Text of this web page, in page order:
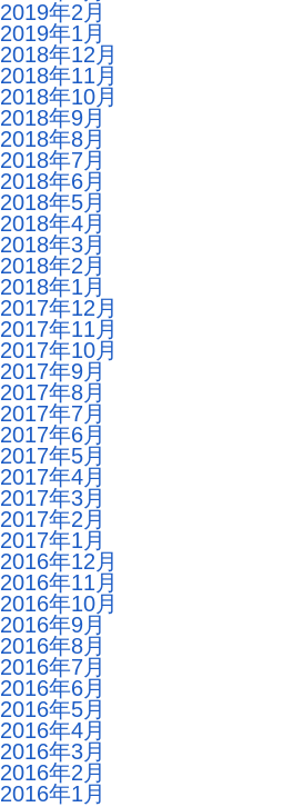
2019年2月
2019年1月
2018年12月
2018年11月
2018年10月
2018年9月
2018年8月
2018年7月
2018年6月
2018年5月
2018年4月
2018年3月
2018年2月
2018年1月
2017年12月
2017年11月
2017年10月
2017年9月
2017年8月
2017年7月
2017年6月
2017年5月
2017年4月
2017年3月
2017年2月
2017年1月
2016年12月
2016年11月
2016年10月
2016年9月
2016年8月
2016年7月
2016年6月
2016年5月
2016年4月
2016年3月
2016年2月
2016年1月